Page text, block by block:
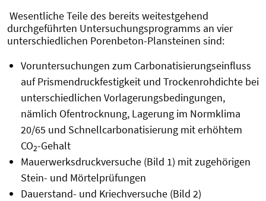
Wesentliche Teile des bereits weitestgehend
durchgeführten Untersuchungsprogramms an vier
unterschiedlichen Porenbeton-Plansteinen sind:
Voruntersuchungen zum Carbonatisierungseinfluss
auf Prismendruckfestigkeit und Trockenrohdichte bei
unterschiedlichen Vorlagerungs­bedingungen,
nämlich Ofentrocknung, Lagerung im Normklima
20/65 und Schnellcarbonatisierung mit erhöhtem
CO2-Gehalt
Mauerwerksdruckversuche (Bild 1) mit zugehörigen
Stein- und Mörtelprüfungen
Dauerstand- und Kriechversuche (Bild 2)